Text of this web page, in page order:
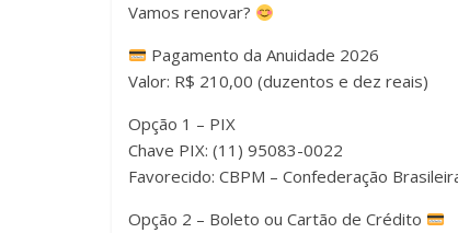
Vamos renovar?
Pagamento da Anuidade 2026
Valor: R$ 210,00 (duzentos e dez reais)
Opção 1 – PIX
Chave PIX: (11) 95083-0022
Favorecido: CBPM – Confederação
Opção 2 – Boleto ou Cartão de Crédito